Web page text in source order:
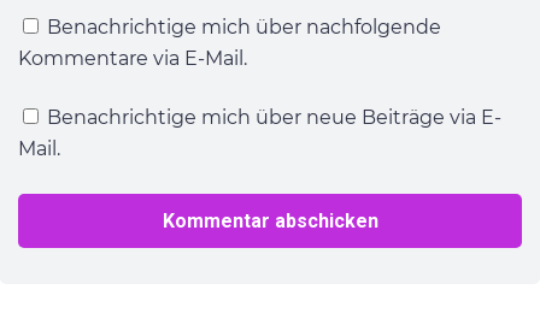
Benachrichtige mich über nachfolgende
Kommentare via E-Mail.
Benachrichtige mich über neue Beiträge via E-
Mail.